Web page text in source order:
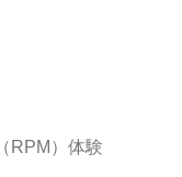
RPM）体験